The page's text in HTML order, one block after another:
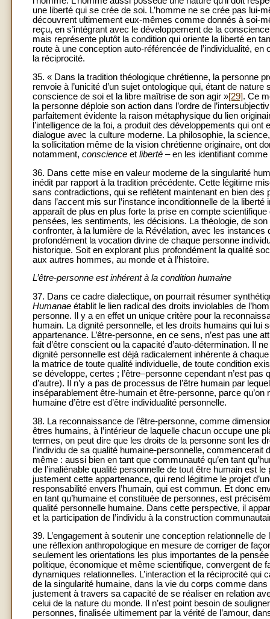
une liberté qui se crée de soi. L’homme ne se crée pas lui-
découvrent ultimement eux-mêmes comme donnés à soi-
reçu, en s’intégrant avec le développement de la
mais représente plutôt la condition qui oriente la liberté en
route à une conception auto-référencée de l’individualité,
la réciprocité.
35. « Dans la tradition théologique chrétienne, la personne
renvoie à l’unicité d’un sujet ontologique qui, étant de
conscience de soi et la libre maîtrise de son agir »[29]. Ce
la personne déploie son action dans l’ordre de
parfaitement évidente la raison métaphysique du lien
l’intelligence de la foi, a produit des développements qui
dialogue avec la culture moderne. La philosophie, la
la sollicitation même de la vision chrétienne originaire, ont
notamment, conscience et liberté – en les identifiant
36. Dans cette mise en valeur moderne de la singularité
inédit par rapport à la tradition précédente. Cette légitime
sans contradictions, qui se reflètent maintenant en bien
dans l’accent mis sur l’instance inconditionnelle de la
apparaît de plus en plus forte la prise en compte
pensées, les sentiments, les décisions. La théologie, de
confronter, à la lumière de la Révélation, avec les
profondément la vocation divine de chaque personne
historique. Soit en explorant plus profondément la qualité
aux autres hommes, au monde et à l’histoire.
L’être-personne est inhérent à la condition humaine
37. Dans ce cadre dialectique, on pourrait résumer
Humanae établit le lien radical des droits inviolables de
personne. Il y a en effet un unique critère pour la
humain. La dignité personnelle, et les droits humains qui
appartenance. L’être-personne, en ce sens, n’est pas une
fait d’être conscient ou la capacité d’auto-détermination. Il
dignité personnelle est déjà radicalement inhérente à
la matrice de toute qualité individuelle, de toute condition
se développe, certes ; l’être–personne cependant n’est
d’autre). Il n’y a pas de processus de l’être humain par
inséparablement être-humain et être-personne, parce
humaine d’être est d’être individualité personnelle.
38. La reconnaissance de l’être-personne, comme
êtres humains, à l’intérieur de laquelle chacun occupe une
termes, on peut dire que les droits de la personne sont les
l’individu de sa qualité humaine-personnelle,
même : aussi bien en tant que communauté qu’en tant
de l’inaliénable qualité personnelle de tout être humain est
justement cette appartenance, qui rend légitime le projet
responsabilité envers l’humain, qui est commun. Et donc
en tant qu’humaine et constituée de personnes, est
qualité personnelle humaine. Dans cette perspective, il
et la participation de l’individu à la construction
39. L’engagement à soutenir une conception relationnelle
une réflexion anthropologique en mesure de corriger de
seulement les orientations les plus importantes de la
politique, économique et même scientifique, convergent de
dynamiques relationnelles. L’interaction et la réciprocité qui
de la singularité humaine, dans la vie du corps comme
justement à travers sa capacité de se réaliser en relation
celui de la nature du monde. Il n’est point besoin de
personnes, finalisée ultimement par la vérité de l’amour,